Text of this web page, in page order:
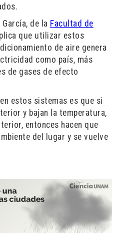
de la Facultad de
que utilizar estos
de aire genera
como país, más
de gases de efecto
estos sistemas es que si
y bajan la temperatura,
entonces hacen que
del lugar y se vuelve